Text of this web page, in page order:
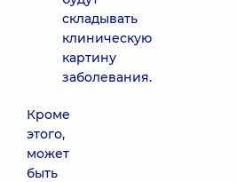
складывать
клиническую
картину
заболевания.
Кроме
этого,
может
быть